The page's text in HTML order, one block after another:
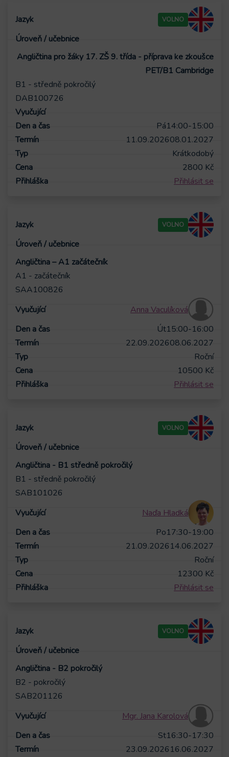
VOLNO
Angličtina pro žáky 17. ZŠ 9. třída - příprava ke zkoušce
PET/B1 Cambridge
B1 - středně pokročilý
DAB100726
Pá14:00-15:00
11.09.202608.01.2027
Krátkodobý
2800 Kč
Přihlásit se
VOLNO
Angličtina – A1 začátečník
A1 - začátečník
SAA100826
Anna Vaculíková
Út15:00-16:00
22.09.202608.06.2027
Roční
10500 Kč
Přihlásit se
VOLNO
Angličtina - B1 středně pokročilý
B1 - středně pokročilý
SAB101026
Naďa Hladká
Po17:30-19:00
21.09.202614.06.2027
Roční
12300 Kč
Přihlásit se
VOLNO
Angličtina - B2 pokročilý
B2 - pokročilý
SAB201126
Mgr. Jana Karolová
St16:30-17:30
23.09.202616.06.2027